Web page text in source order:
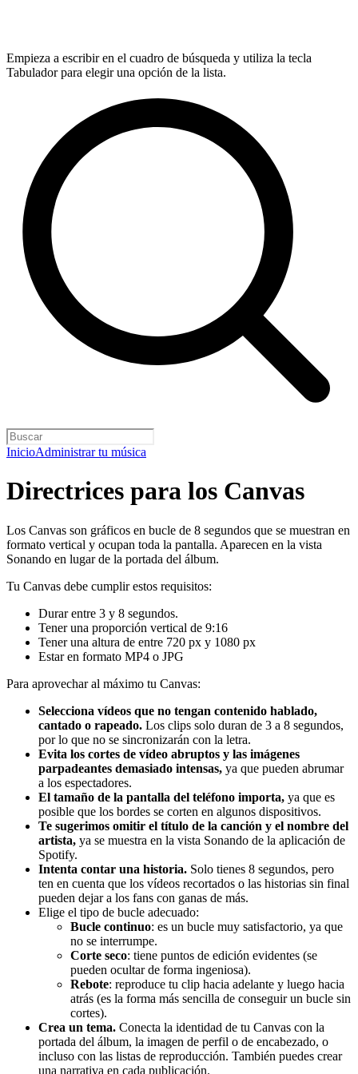
Empieza a escribir en el cuadro de búsqueda y utiliza la tecla
Tabulador para elegir una opción de la lista.
InicioAdministrar tu música
Directrices para los Canvas
Los Canvas son gráficos en bucle de 8 segundos que se muestran en
formato vertical y ocupan toda la pantalla. Aparecen en la vista
Sonando en lugar de la portada del álbum.
Tu Canvas debe cumplir estos requisitos:
Durar entre 3 y 8 segundos.
Tener una proporción vertical de 9:16
Tener una altura de entre 720 px y 1080 px
Estar en formato MP4 o JPG
Para aprovechar al máximo tu Canvas:
Selecciona vídeos que no tengan contenido hablado,
cantado o rapeado. Los clips solo duran de 3 a 8 segundos,
por lo que no se sincronizarán con la letra.
Evita los cortes de vídeo abruptos y las imágenes
parpadeantes demasiado intensas, ya que pueden abrumar
a los espectadores.
El tamaño de la pantalla del teléfono importa, ya que es
posible que los bordes se corten en algunos dispositivos.
Te sugerimos omitir el título de la canción y el nombre del
artista, ya se muestra en la vista Sonando de la aplicación de
Spotify.
Intenta contar una historia. Solo tienes 8 segundos, pero
ten en cuenta que los vídeos recortados o las historias sin final
pueden dejar a los fans con ganas de más.
Elige el tipo de bucle adecuado:
Bucle continuo: es un bucle muy satisfactorio, ya que
no se interrumpe.
Corte seco: tiene puntos de edición evidentes (se
pueden ocultar de forma ingeniosa).
Rebote: reproduce tu clip hacia adelante y luego hacia
atrás (es la forma más sencilla de conseguir un bucle sin
cortes).
Crea un tema. Conecta la identidad de tu Canvas con la
portada del álbum, la imagen de perfil o de encabezado, o
incluso con las listas de reproducción. También puedes crear
una narrativa en cada publicación.